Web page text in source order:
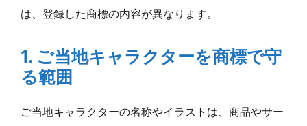
は、登録した商標の内容が異なります。
1. ご当地キャラクターを商標で守
る範囲
ご当地キャラクターの名称やイラストは、商品やサー